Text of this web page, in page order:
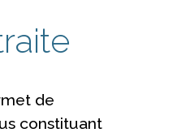
de
constituant